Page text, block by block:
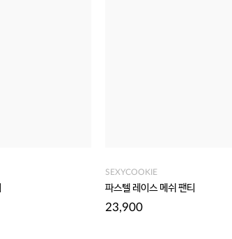
SEXYCOOKIE
파스텔 레이스 메쉬 팬티
23,900